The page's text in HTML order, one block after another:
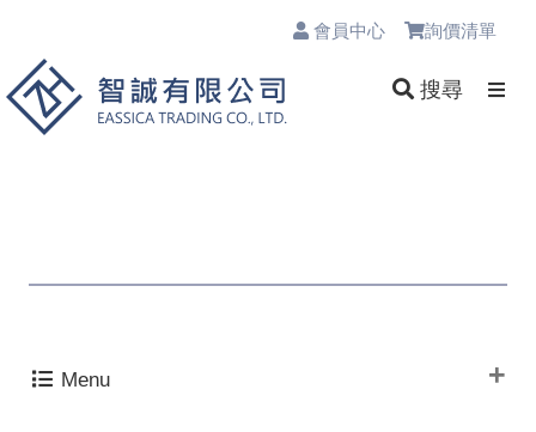
會員中心 詢價清單
搜尋
Menu